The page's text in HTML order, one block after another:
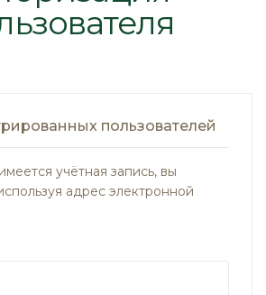
пользователей
учётная запись, вы
адрес электронной